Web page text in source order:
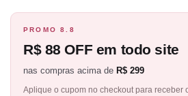
PROMO 8.8
R$ 88 OFF em todo site
nas compras acima de R$ 299
Aplique o cupom no checkout para receber